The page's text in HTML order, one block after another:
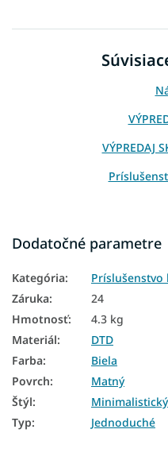
VÝPREDAJ
Dodatočné parametre
Kategória:
Záruka:
24
Hmotnosť:
4.3 kg
Materiál:
DTD
Farba:
Biela
Povrch:
Matný
Štýl:
Minimalistický
Typ: Jednoduché